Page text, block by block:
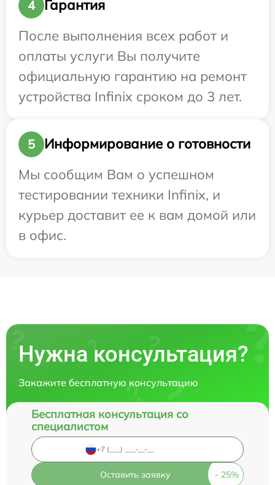
4
Гарантия
После выполнения всех работ и
оплаты услуги Вы получите
официальную гарантию на ремонт
устройства Infinix сроком до 3 лет.
5
Информирование о готовности
Мы сообщим Вам о успешном
тестировании техники Infinix, и
курьер доставит ее к вам домой или
в офис.
Нужна консультация?
Закажите бесплатную консультацию
Бесплатная консультация со
специалистом
Оставить заявку